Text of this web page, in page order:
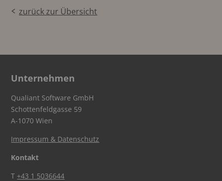
zurück zur Übersicht
Unternehmen
Qualiant Software GmbH
Schottenfeldgasse 59
A-1070 Wien
Impressum & Datenschutz
Kontakt
T+43 1 5036644